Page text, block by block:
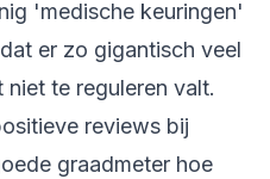
'medische keuringen'
er zo gigantisch veel
te reguleren valt.
reviews bij
graadmeter hoe